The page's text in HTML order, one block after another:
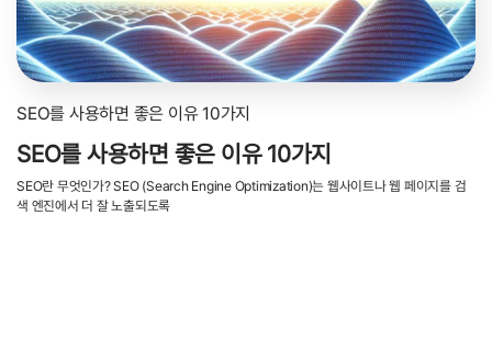
SEO를 사용하면 좋은 이유 10가지
SEO를 사용하면 좋은 이유 10가지
SEO란 무엇인가? SEO (Search Engine Optimization)는 웹사이트나 웹 페이지를 검
색 엔진에서 더 잘 노출되도록